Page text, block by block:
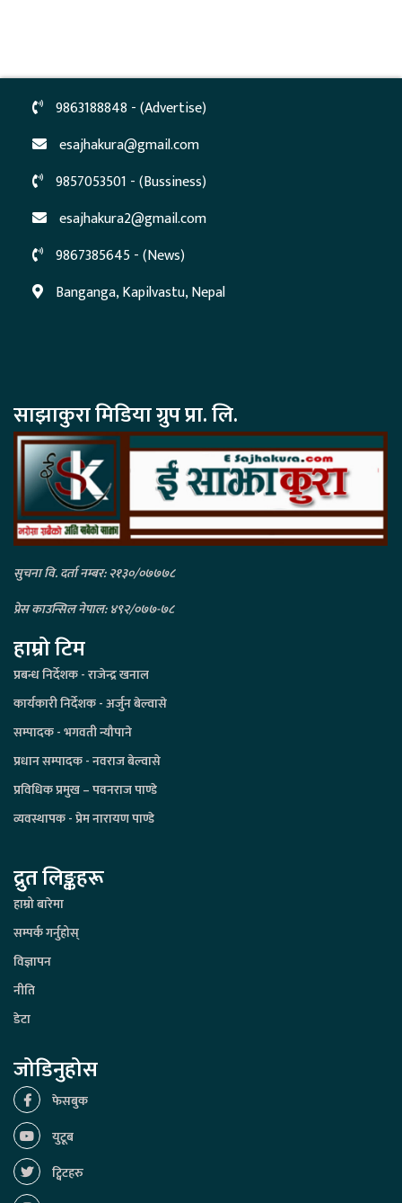
9863188848 - (Advertise)
esajhakura@gmail.com
9857053501 - (Bussiness)
esajhakura2@gmail.com
9867385645 - (News)
Banganga, Kapilvastu, Nepal
साझाकुरा मिडिया ग्रुप प्रा. लि.
सुचना वि. दर्ता नम्बर: २१३०/०७७७८
प्रेस काउन्सिल नेपाल: ४९२/०७७-७८
हाम्रो टिम
प्रबन्ध निर्देशक - राजेन्द्र खनाल
कार्यकारी निर्देशक - अर्जुन बेल्वासे
सम्पादक - भगवती न्यौपाने
प्रधान सम्पादक - नवराज बेल्वासे
प्रविधिक प्रमुख – पवनराज पाण्डे
व्यवस्थापक - प्रेम नारायण पाण्डे
द्रुत लिङ्कहरू
हाम्रो बारेमा
सम्पर्क गर्नुहोस्
विज्ञापन
नीति
डेटा
जोडिनुहोस
फेसबुक
युटूब
ट्विटहरु